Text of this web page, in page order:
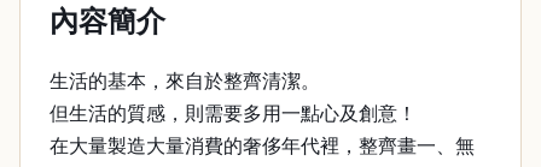
內容簡介
生活的基本，來自於整齊清潔。
但生活的質感，則需要多用一點心及創意！
在大量製造大量消費的奢侈年代裡，整齊畫一、無